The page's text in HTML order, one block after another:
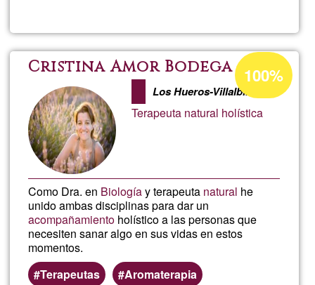
y
Aceites
Cristina Amor Bodega
Los Hueros-Villalbilla
Terapeuta natural holística
Como Dra. en Biologíay terapeuta natural he
unido ambas disciplinas para dar un
acompañamiento holístico a las personas que
necesiten sanar algo en sus vidas en estos
momentos.
Terapeutas
Aromaterapia
Porcentaje
de
aceptación
de
100%